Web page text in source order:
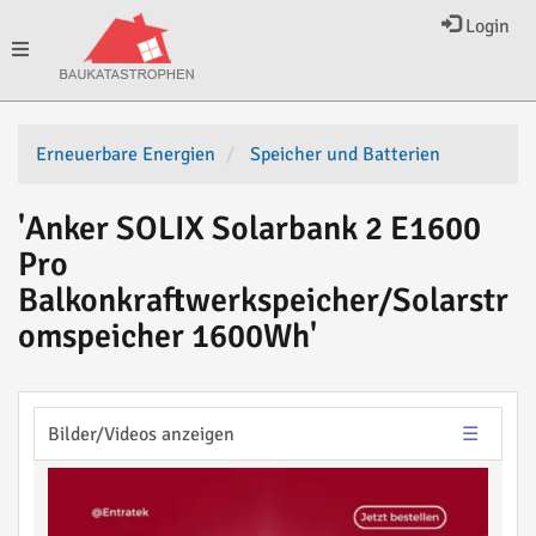
Login
Toggle
navigation
Erneuerbare Energien Speicher und Batterien
'Anker SOLIX Solarbank 2 E1600
Pro
Balkonkraftwerkspeicher/Solarstr
omspeicher 1600Wh'
Bilder/Videos anzeigen